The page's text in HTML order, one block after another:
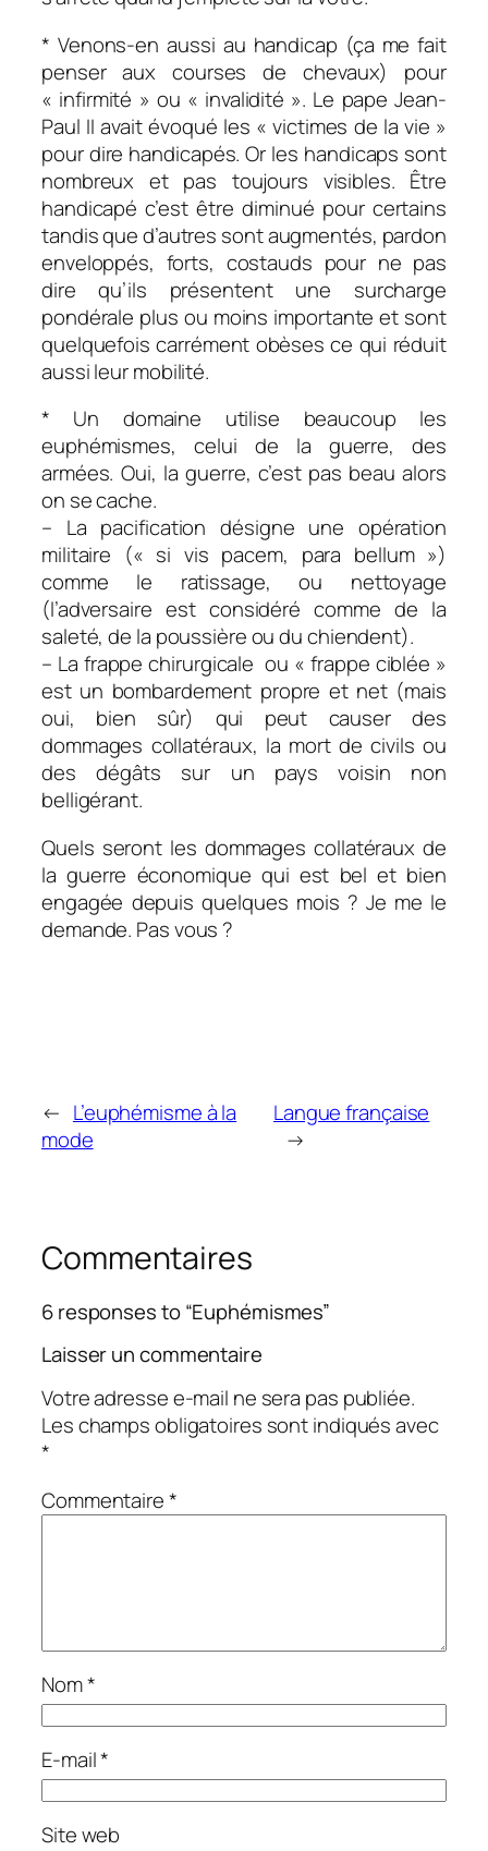
* Venons-en aussi au handicap (ça me fait
penser aux courses de chevaux) pour
« infirmité » ou « invalidité ». Le pape Jean-
Paul II avait évoqué les « victimes de la vie »
pour dire handicapés. Or les handicaps sont
nombreux et pas toujours visibles. Être
handicapé c’est être diminué pour certains
tandis que d’autres sont augmentés, pardon
enveloppés, forts, costauds pour ne pas
dire qu’ils présentent une surcharge
pondérale plus ou moins importante et sont
quelquefois carrément obèses ce qui réduit
aussi leur mobilité.
* Un domaine utilise beaucoup les
euphémismes, celui de la guerre, des
armées. Oui, la guerre, c’est pas beau alors
on se cache.
– La pacification désigne une opération
militaire (« si vis pacem, para bellum »)
comme le ratissage, ou nettoyage
(l’adversaire est considéré comme de la
saleté, de la poussière ou du chiendent).
– La frappe chirurgicale ou « frappe ciblée »
est un bombardement propre et net (mais
oui, bien sûr) qui peut causer des
dommages collatéraux, la mort de civils ou
des dégâts sur un pays voisin non
belligérant.
Quels seront les dommages collatéraux de
la guerre économique qui est bel et bien
engagée depuis quelques mois ? Je me le
demande. Pas vous ?
← L’euphémisme à la
mode
Langue française
→
Commentaires
6 responses to “Euphémismes”
Laisser un commentaire
Votre adresse e-mail ne sera pas publiée.
Les champs obligatoires sont indiqués avec
*
Commentaire*
Nom*
E-mail*
Site web